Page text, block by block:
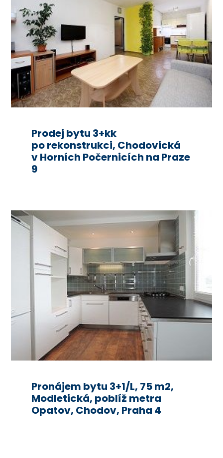
Prodej bytu 3+kk
po rekonstrukci, Chodovická
v Horních Počernicích na Praze
9
Pronájem bytu 3+1/L, 75 m2,
Modletická, poblíž metra
Opatov, Chodov, Praha 4